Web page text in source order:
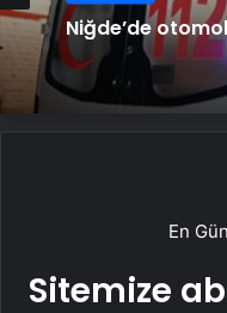
Niğde’de
En
Sitemize